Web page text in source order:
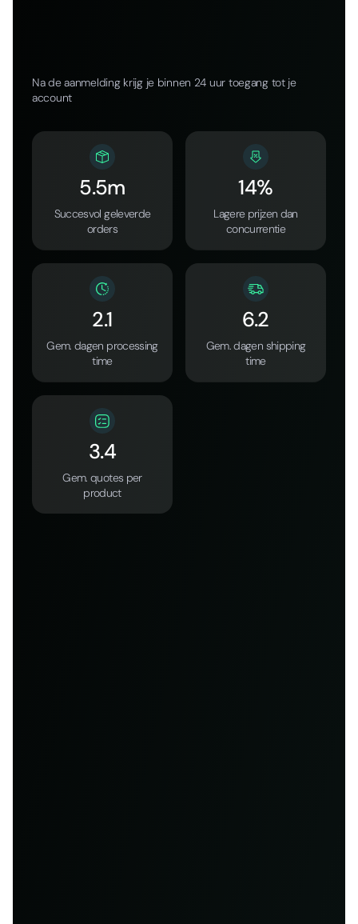
Na de aanmelding krijg je binnen 24 uur toegang tot je
account
5.5m
Succesvol geleverde
orders
14%
Lagere prijzen dan
concurrentie
2.1
Gem. dagen processing
time
6.2
Gem. dagen shipping
time
3.4
Gem. quotes per
product